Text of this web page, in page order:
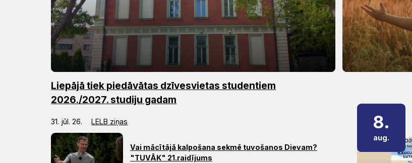
Liepājā tiek piedāvātas dzīvesvietas studentiem
2026./2027. studiju gadam
31. jūl. 26. LELB ziņas
Vai mācītājā kalpošana sekmē tuvošanos Dievam?
"TUVĀK" 21.raidījums
8.
aug.